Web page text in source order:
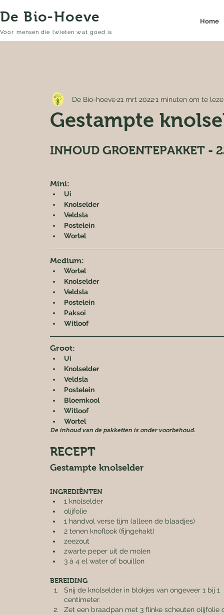
Gestampte
De Bio-hoeve 21 mrt 20221 minuten om te
INHOUD GROENTEPAKKET -
Mini:
Ui
Knolselder
Veldsla
Postelein
Wortel
Medium:
Wortel
Knolselder
Veldsla
Postelein
Paksoi
Witloof
Groot:
Ui
Knolselder
Veldsla
Postelein
Bloemkool
Witloof
Wortel
De inhoud van de pakketten is onder voorbehoud.
RECEPT
Gestampte knolselder
INGREDIËNTEN
1 knolselder
olijfolie
1 handvol verse tijm (alleen de blaadjes)
2 tenen knoflook (fijngehakt)
zeezout
zwarte peper uit de molen
3 à 4 el water of bouillon
BEREIDING
Snij de knolselder in blokjes van ongeveer 1 bij 1
centimeter.
Zet een braadpan met 3 flinke scheuten
De Bio-Hoeve
Voor mensen die (w)eten wat goed is
Home